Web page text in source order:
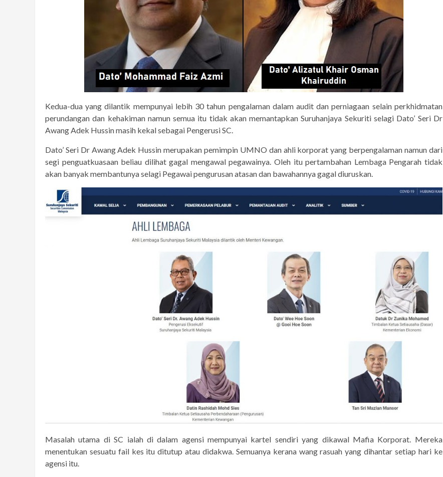
Kedua-dua yang dilantik mempunyai lebih 30 tahun pengalaman dalam audit dan perniagaan selain perkhidmatan
perundangan dan kehakiman namun semua itu tidak akan memantapkan Suruhanjaya Sekuriti selagi Dato’ Seri Dr
Awang Adek Hussin masih kekal sebagai Pengerusi SC.
Dato’ Seri Dr Awang Adek Hussin merupakan pemimpin UMNO dan ahli korporat yang berpengalaman namun dari
segi penguatkuasaan beliau dilihat gagal mengawal pegawainya. Oleh itu pertambahan Lembaga Pengarah tidak
akan banyak membantunya selagi Pegawai pengurusan atasan dan bawahannya gagal diuruskan.
Masalah utama di SC ialah di dalam agensi mempunyai kartel sendiri yang dikawal Mafia Korporat. Mereka
menentukan sesuatu fail kes itu ditutup atau didakwa. Semuanya kerana wang rasuah yang dihantar setiap hari ke
agensi itu.